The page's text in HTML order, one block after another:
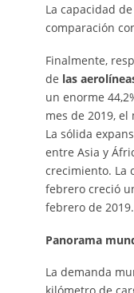
La capacidad
comparación
Finalmente,
de las
un enorme
mes de 2019,
La sólida
entre Asia y
crecimiento. La
febrero creció
febrero de 2019.
Panorama
La demanda